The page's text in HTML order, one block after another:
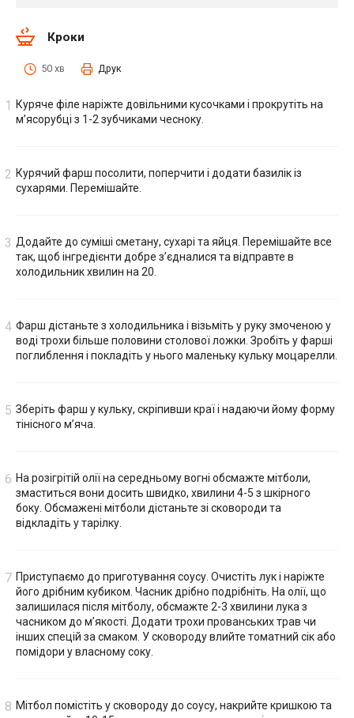
Кроки
50 хв Друк
Куряче філе наріжте довільними кусочками і прокрутіть на
м’ясорубці з 1-2 зубчиками чесноку.
Курячий фарш посолити, поперчити і додати базилік із
сухарями. Перемішайте.
Додайте до суміші сметану, сухарі та яйця. Перемішайте все
так, щоб інгредієнти добре з’єдналися та відправте в
холодильник хвилин на 20.
Фарш дістаньте з холодильника і візьміть у руку змоченою у
воді трохи більше половини столової ложки. Зробіть у фарші
поглиблення і покладіть у нього маленьку кульку моцарелли.
Зберіть фарш у кульку, скріпивши краї і надаючи йому форму
тінісного м’яча.
На розігрітій олії на середньому вогні обсмажте мітболи,
змаститься вони досить швидко, хвилини 4-5 з шкірного
боку. Обсмажені мітболи дістаньте зі сковороди та
відкладіть у тарілку.
Приступаємо до приготування соусу. Очистіть лук і наріжте
його дрібним кубиком. Часник дрібно подрібніть. На олії, що
залишилася після мітболу, обсмажте 2-3 хвилини лука з
часником до м’якості. Додати трохи прованських трав чи
інших спецій за смаком. У сковороду влийте томатний сік або
помідори у власному соку.
Мітбол помістіть у сковороду до соусу, накрийте кришкою та